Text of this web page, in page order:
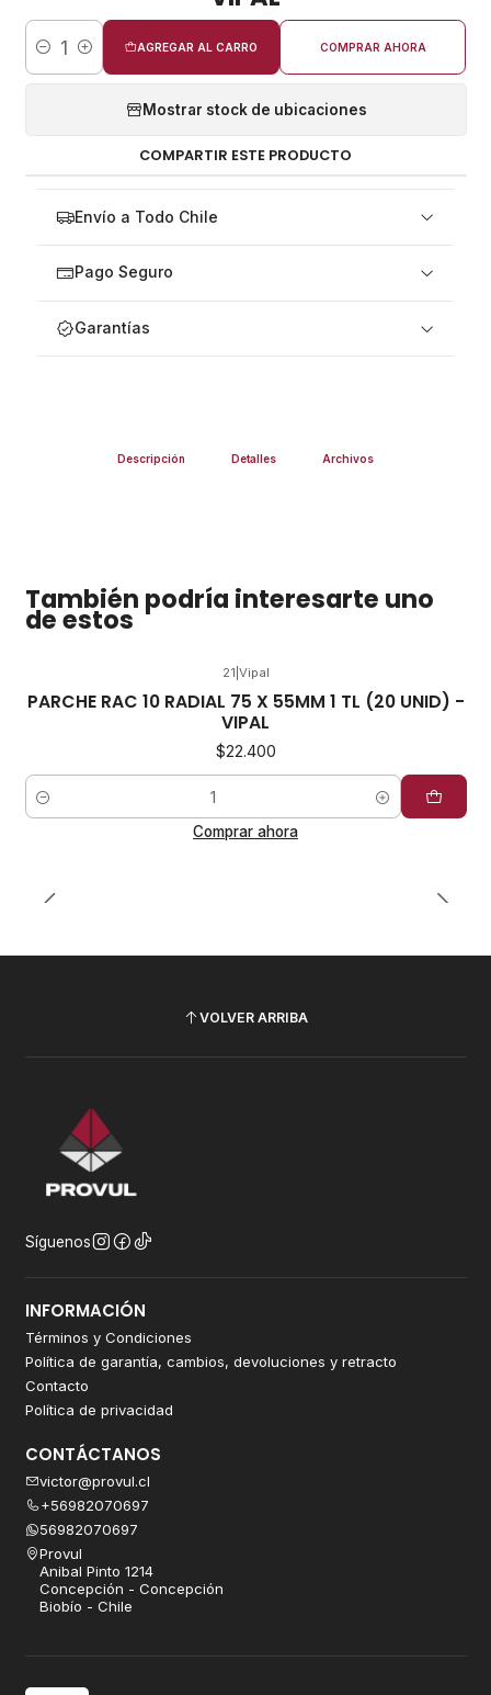
Cantidad
AGREGAR AL CARRO COMPRAR AHORA
Mostrar stock de ubicaciones
COMPARTIR ESTE PRODUCTO
Envío a Todo Chile
Pago Seguro
Garantías
Descripción Detalles Archivos
También podría interesarte uno
de estos
21 Vipal
PARCHE RAC 10 RADIAL 75 X 55MM 1 TL (20 UNID) -
VIPAL
$22.400
Cantidad
Comprar ahora
VOLVER ARRIBA
Síguenos
INFORMACIÓN
Términos y Condiciones
Política de garantía, cambios, devoluciones y retracto
Contacto
Política de privacidad
CONTÁCTANOS
victor@provul.cl
+56982070697
56982070697
Provul
Anibal Pinto 1214
Concepción - Concepción
Biobío - Chile